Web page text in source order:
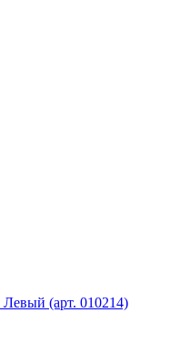
(арт. 010214)